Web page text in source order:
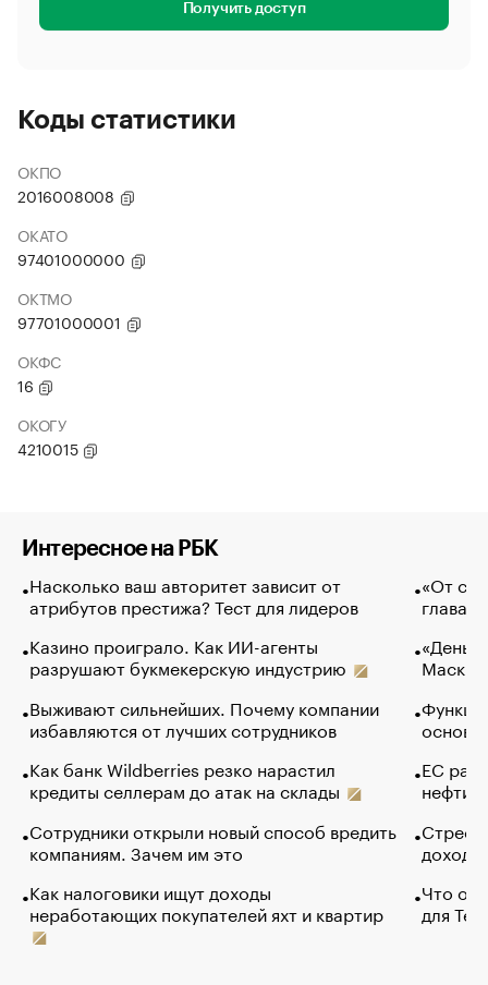
Получить доступ
Коды статистики
ОКПО
2016008008
ОКАТО
97401000000
ОКТМО
97701000001
ОКФС
16
ОКОГУ
4210015
Интересное на РБК
Насколько ваш авторитет зависит от
атрибутов престижа? Тест для лидеров
Казино проиграло. Как ИИ-агенты
разрушают букмекерскую индустрию
Выживают сильнейших. Почему компании
избавляются от лучших сотрудников
Как банк Wildberries резко нарастил
кредиты селлерам до атак на склады
Сотрудники открыли новый способ вредить
компаниям. Зачем им это
Как налоговики ищут доходы
неработающих покупателей яхт и квартир
«От
глава
Маск в
основ
ЕС
нефти
Что
для